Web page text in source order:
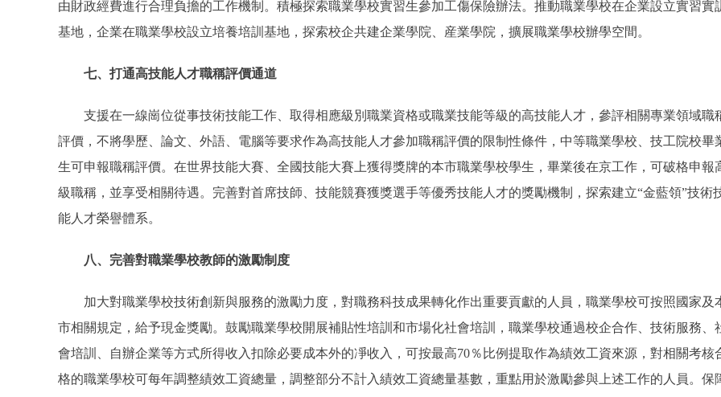
由財政經費進行合理負擔的工作機制。積極探索職業學校實習生參加工傷保險辦法。推動職業學校在企業設立實習實訓
基地，企業在職業學校設立培養培訓基地，探索校企共建企業學院、産業學院，擴展職業學校辦學空間。
七、打通高技能人才職稱評價通道
支援在一線崗位從事技術技能工作、取得相應級別職業資格或職業技能等級的高技能人才，參評相關專業領域職
評價，不將學歷、論文、外語、電腦等要求作為高技能人才參加職稱評價的限制性條件，中等職業學校、技工院校畢
生可申報職稱評價。在世界技能大賽、全國技能大賽上獲得獎牌的本市職業學校學生，畢業後在京工作，可破格申報
級職稱，並享受相關待遇。完善對首席技師、技能競賽獲獎選手等優秀技能人才的獎勵機制，探索建立“金藍領”技術
能人才榮譽體系。
八、完善對職業學校教師的激勵制度
加大對職業學校技術創新與服務的激勵力度，對職務科技成果轉化作出重要貢獻的人員，職業學校可按照國家及
市相關規定，給予現金獎勵。鼓勵職業學校開展補貼性培訓和市場化社會培訓，職業學校通過校企合作、技術服務、
會培訓、自辦企業等方式所得收入扣除必要成本外的凈收入，可按最高70％比例提取作為績效工資來源，對相關考核
格的職業學校可每年調整績效工資總量，調整部分不計入績效工資總量基數，重點用於激勵參與上述工作的人員。保